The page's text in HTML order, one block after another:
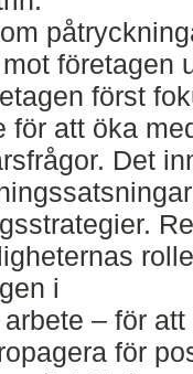
företagen
först
för att öka
Det
i
– för
för